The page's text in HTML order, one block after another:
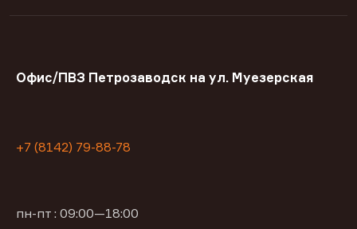
Офис/ПВЗ Петрозаводск на ул. Муезерская
+7 (8142) 79-88-78
пн-пт : 09:00—18:00